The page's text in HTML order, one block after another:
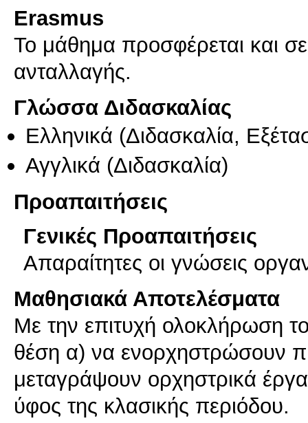
Erasmus
Το μάθημα προσφέρεται και
ανταλλαγής.
Γλώσσα Διδασκαλίας
Ελληνικά (Διδασκαλία,
Αγγλικά (Διδασκαλία)
Προαπαιτήσεις
Γενικές Προαπαιτήσεις
Απαραίτητες οι γνώσεις
Μαθησιακά Αποτελέσματα
Με την επιτυχή ολοκλήρωση
θέση α) να ενορχηστρώσουν
μεταγράψουν ορχηστρικά
ύφος της κλασικής περιόδου.